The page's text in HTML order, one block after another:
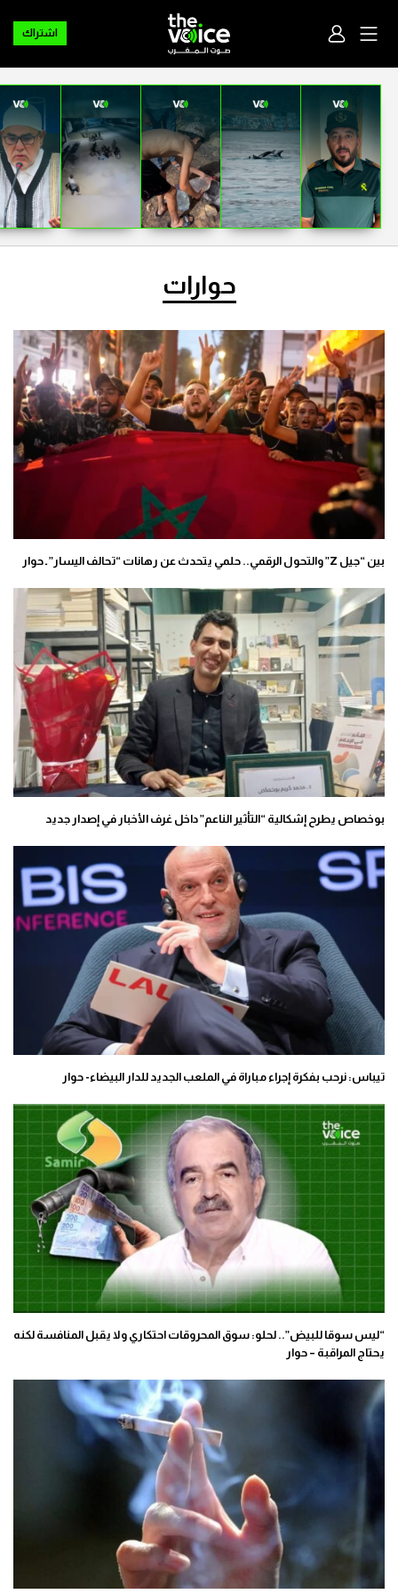
اشتراك
حوارات
بين “جيل Z” والتحول الرقمي.. حلمي يتحدث عن رهانات “تحالف اليسار” ـ حوار
بوخصاص يطرح إشكالية “التأثير الناعم” داخل غرف الأخبار في إصدار جديد
تيباس: نرحب بفكرة إجراء مباراة في الملعب الجديد للدار البيضاء- حوار
“ليس سوقا للبيض”.. لحلو: سوق المحروقات احتكاري ولا يقبل المنافسة لكنه
يحتاج المراقبة – حوار